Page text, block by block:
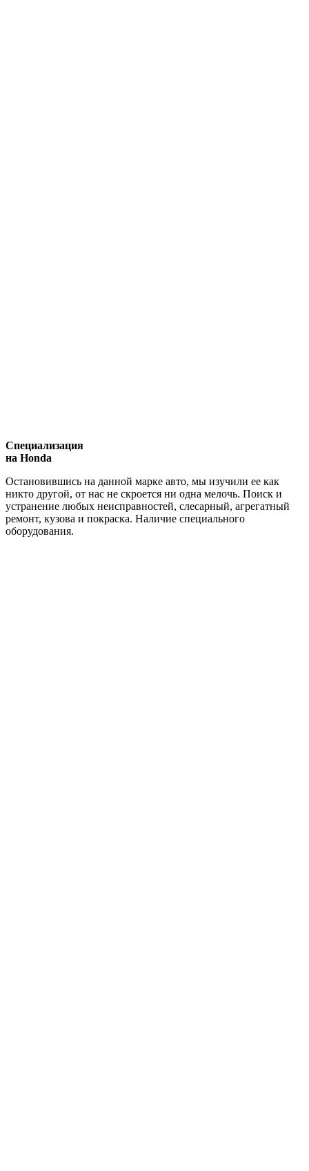
Специализация
на Honda
Остановившись на данной марке авто, мы изучили ее как
никто другой, от нас не скроется ни одна мелочь. Поиск и
устранение любых неисправностей, слесарный, агрегатный
ремонт, кузова и покраска. Наличие специального
оборудования.